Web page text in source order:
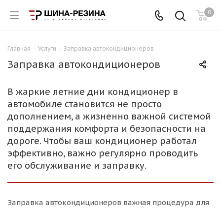
0
Главная - Услуги - Заправка автокондиционеров
Заправка автокондиционеров
В жаркие летние дни кондиционер в
автомобиле становится не просто
дополнением, а жизненно важной системой
поддержания комфорта и безопасности на
дороге. Чтобы ваш кондиционер работал
эффективно, важно регулярно проводить
его обслуживание и заправку.
Заправка автокондиционеров важная процедура для